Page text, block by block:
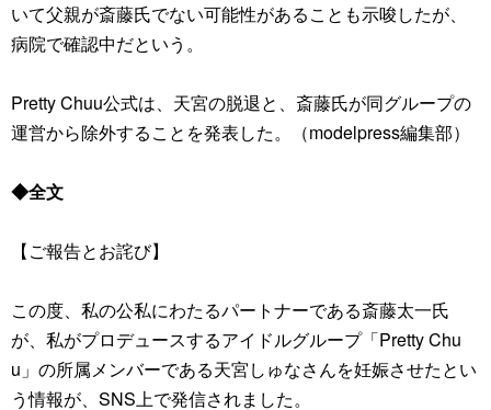
いて父親が斎藤氏でない可能性があることも示唆したが、
病院で確認中だという。
Pretty Chuu公式は、天宮の脱退と、斎藤氏が同グループの
運営から除外することを発表した。（modelpress編集部）
◆全文
【ご報告とお詫び】
この度、私の公私にわたるパートナーである斎藤太一氏
が、私がプロデュースするアイドルグループ「Pretty Chu
u」の所属メンバーである天宮しゅなさんを妊娠させたとい
う情報が、SNS上で発信されました。